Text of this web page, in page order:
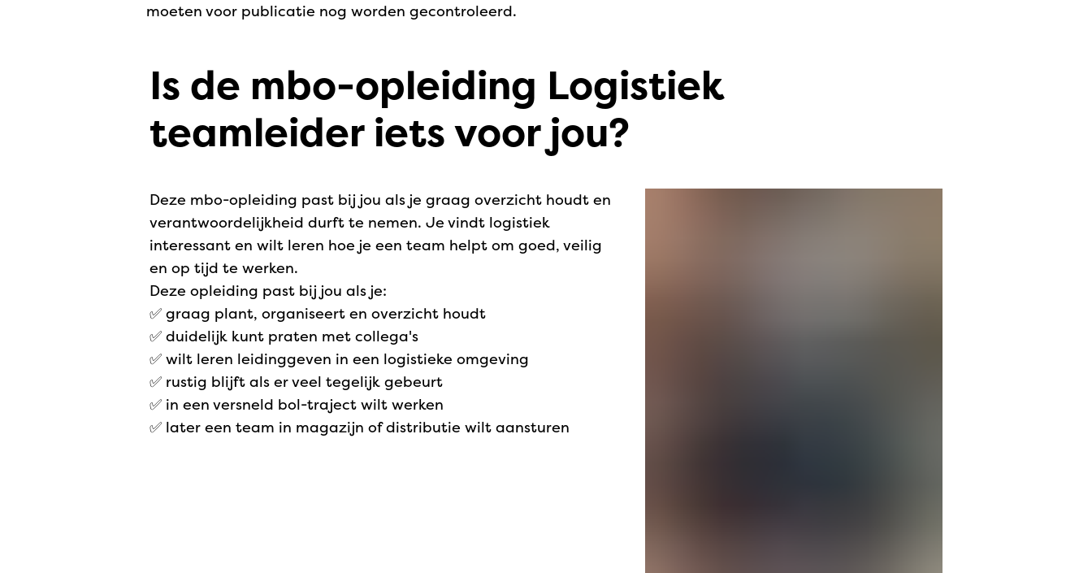
moeten voor publicatie nog worden gecontroleerd.
Is de mbo-opleiding Logistiek
teamleider iets voor jou?
Deze mbo-opleiding past bij jou als je graag overzicht houdt en
verantwoordelijkheid durft te nemen. Je vindt logistiek
interessant en wilt leren hoe je een team helpt om goed, veilig
en op tijd te werken.
Deze opleiding past bij jou als je:
✅ graag plant, organiseert en overzicht houdt
✅ duidelijk kunt praten met collega's
✅ wilt leren leidinggeven in een logistieke omgeving
✅ rustig blijft als er veel tegelijk gebeurt
✅ in een versneld bol-traject wilt werken
✅ later een team in magazijn of distributie wilt aansturen